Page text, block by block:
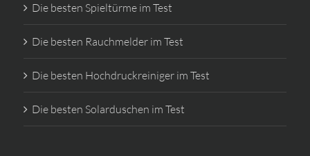
Die besten Spieltürme im Test
Die besten Rauchmelder im Test
Die besten Hochdruckreiniger im Test
Die besten Solarduschen im Test